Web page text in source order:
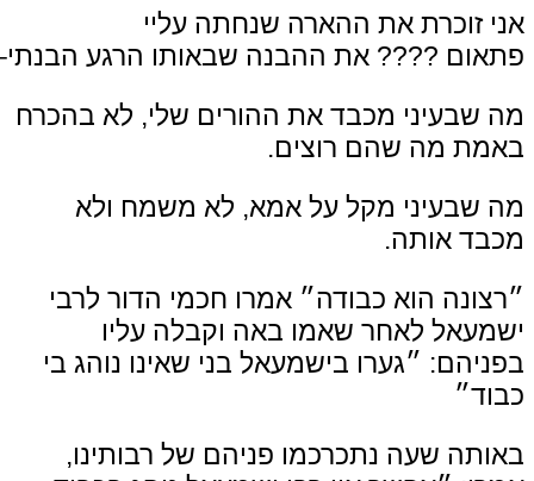
אני זוכרת את ההארה שנחתה עליי
פתאום ???? את ההבנה שבאותו הרגע הבנתי–
מה שבעיני מכבד את ההורים שלי, לא בהכרח
באמת מה שהם רוצים.
מה שבעיני מקל על אמא, לא משמח ולא
מכבד אותה.
״רצונה הוא כבודה״ אמרו חכמי הדור לרבי
ישמעאל לאחר שאמו באה וקבלה עליו
בפניהם: ״גערו בישמעאל בני שאינו נוהג בי
כבוד״
באותה שעה נתכרכמו פניהם של רבותינו,